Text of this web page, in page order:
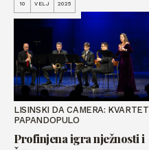
10 VELJ 2025
LISINSKI DA CAMERA: KVARTET
PAPANDOPULO
Profinjena igra nježnosti i